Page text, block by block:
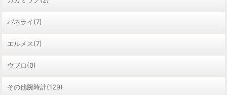
パネライ(7)
エルメス(7)
ウブロ(0)
その他腕時計(129)